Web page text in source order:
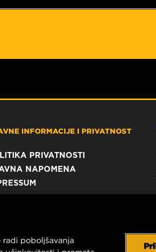
INFORMACIJE I PRIVATNOST
PRIVATNOSTI
NAPOMENA
poboljšavanja